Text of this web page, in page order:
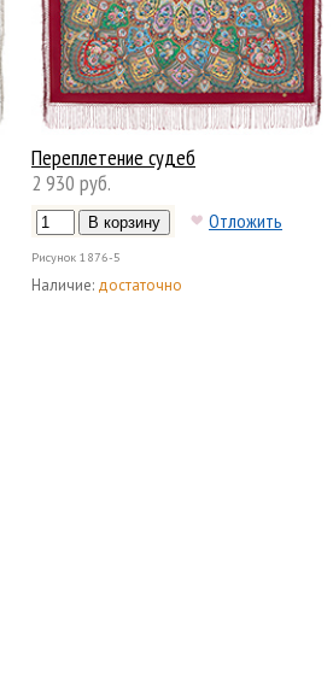
Переплетение судеб
2 930 руб.
Отложить
Рисунок 1876-5
Наличие: достаточно